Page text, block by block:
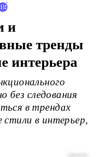
и
тренды
интерьера
без следования
в трендах
стили в интерьер,